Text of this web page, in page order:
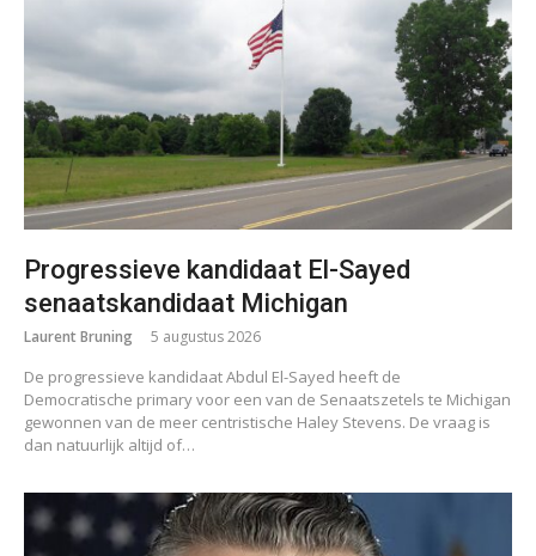
Progressieve kandidaat El-Sayed
senaatskandidaat Michigan
Laurent Bruning 5 augustus 2026
De progressieve kandidaat Abdul El-Sayed heeft de
Democratische primary voor een van de Senaatszetels te Michigan
gewonnen van de meer centristische Haley Stevens. De vraag is
dan natuurlijk altijd of…